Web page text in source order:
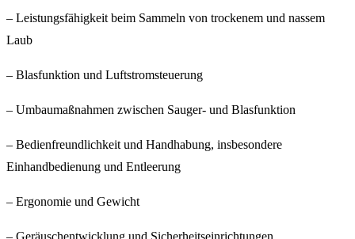
– Leistungsfähigkeit beim Sammeln von trockenem und nassem
Laub
– Blasfunktion und Luftstromsteuerung
– Umbaumaßnahmen zwischen Sauger- und Blasfunktion
– Bedienfreundlichkeit und Handhabung, insbesondere
Einhandbedienung und Entleerung
– Ergonomie und Gewicht
– Geräuschentwicklung und Sicherheitseinrichtungen